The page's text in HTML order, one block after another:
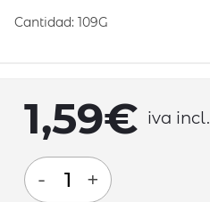
Cantidad: 109G
1,59€ iva incl.
- +